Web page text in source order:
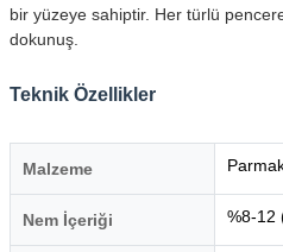
bir yüzeye sahiptir. Her türlü
dokunuş.
Teknik Özellikler
Malzeme
Nem İçeriği %8-12